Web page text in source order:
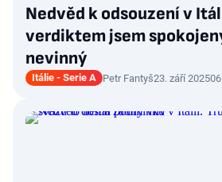
Nedvěd k odsouzení v
verdiktem jsem
nevinný
Itálie - Serie A Petr Fantyš23. září 2025